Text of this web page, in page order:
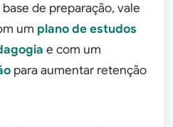
de preparação, vale
um plano de estudos
e com um
para aumentar retenção